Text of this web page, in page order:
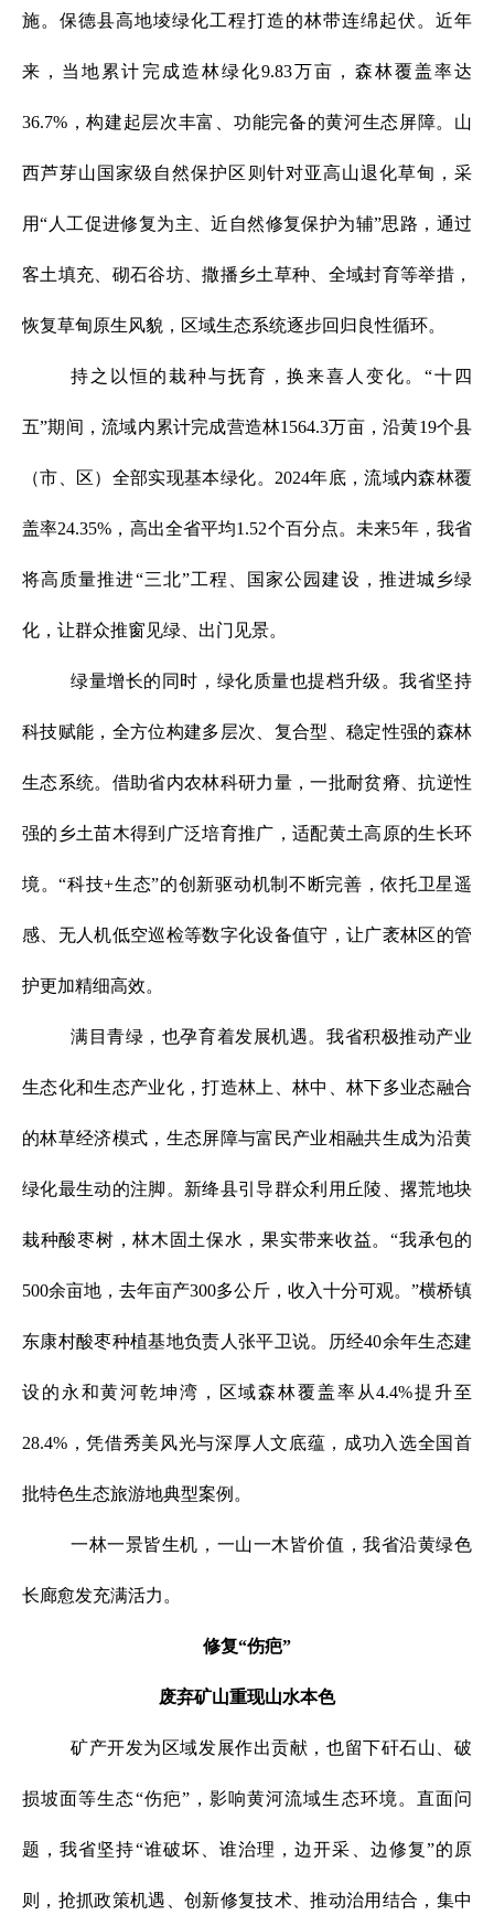
施。保德县高地堎绿化工程打造的林带连绵起伏。近年
来，当地累计完成造林绿化9.83万亩，森林覆盖率达
36.7%，构建起层次丰富、功能完备的黄河生态屏障。山
西芦芽山国家级自然保护区则针对亚高山退化草甸，采
用“人工促进修复为主、近自然修复保护为辅”思路，通过
客土填充、砌石谷坊、撒播乡土草种、全域封育等举措，
恢复草甸原生风貌，区域生态系统逐步回归良性循环。
持之以恒的栽种与抚育，换来喜人变化。“十四
五”期间，流域内累计完成营造林1564.3万亩，沿黄19个县
（市、区）全部实现基本绿化。2024年底，流域内森林覆
盖率24.35%，高出全省平均1.52个百分点。未来5年，我省
将高质量推进“三北”工程、国家公园建设，推进城乡绿
化，让群众推窗见绿、出门见景。
绿量增长的同时，绿化质量也提档升级。我省坚持
科技赋能，全方位构建多层次、复合型、稳定性强的森林
生态系统。借助省内农林科研力量，一批耐贫瘠、抗逆性
强的乡土苗木得到广泛培育推广，适配黄土高原的生长环
境。“科技+生态”的创新驱动机制不断完善，依托卫星遥
感、无人机低空巡检等数字化设备值守，让广袤林区的管
护更加精细高效。
满目青绿，也孕育着发展机遇。我省积极推动产业
生态化和生态产业化，打造林上、林中、林下多业态融合
的林草经济模式，生态屏障与富民产业相融共生成为沿黄
绿化最生动的注脚。新绛县引导群众利用丘陵、撂荒地块
栽种酸枣树，林木固土保水，果实带来收益。“我承包的
500余亩地，去年亩产300多公斤，收入十分可观。”横桥镇
东康村酸枣种植基地负责人张平卫说。历经40余年生态建
设的永和黄河乾坤湾，区域森林覆盖率从4.4%提升至
28.4%，凭借秀美风光与深厚人文底蕴，成功入选全国首
批特色生态旅游地典型案例。
一林一景皆生机，一山一木皆价值，我省沿黄绿色
长廊愈发充满活力。
修复“伤疤”
废弃矿山重现山水本色
矿产开发为区域发展作出贡献，也留下矸石山、破
损坡面等生态“伤疤”，影响黄河流域生态环境。直面问
题，我省坚持“谁破坏、谁治理，边开采、边修复”的原
则，抢抓政策机遇、创新修复技术、推动治用结合，集中